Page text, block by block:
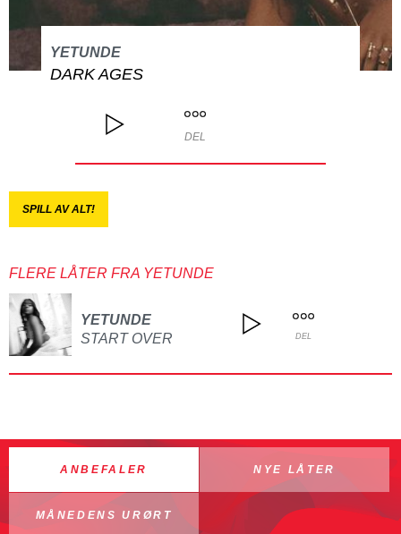
YETUNDE
DARK AGES
DEL
SPILL AV ALT!
FLERE LÅTER FRA YETUNDE
YETUNDE
START OVER
DEL
ANBEFALER NYE LÅTER
MÅNEDENS URØRT